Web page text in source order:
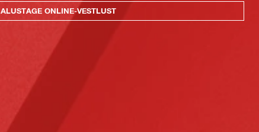
ALUSTAGE ONLINE-VESTLUST